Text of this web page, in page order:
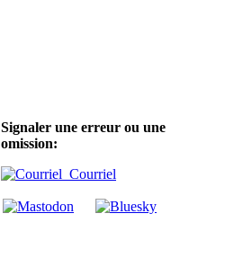
Signaler une erreur ou une
omission:
Courriel